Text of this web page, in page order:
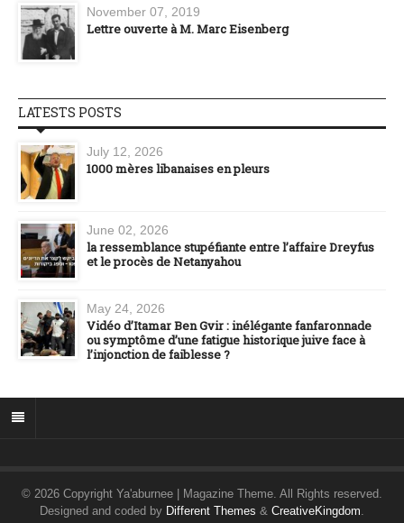
November 07, 2019
Lettre ouverte à M. Marc Eisenberg
LATESTS POSTS
July 12, 2026
1000 mères libanaises en pleurs
June 02, 2026
la ressemblance stupéfiante entre l’affaire Dreyfus
et le procès de Netanyahou
May 24, 2026
Vidéo d’Itamar Ben Gvir : inélégante fanfaronnade
ou symptôme d’une fatigue historique juive face à
l’injonction de faiblesse ?
© 2026 Copyright Ya'aburnee | Magazine Theme. All Rights reserved.
Designed and coded by Different Themes & CreativeKingdom.